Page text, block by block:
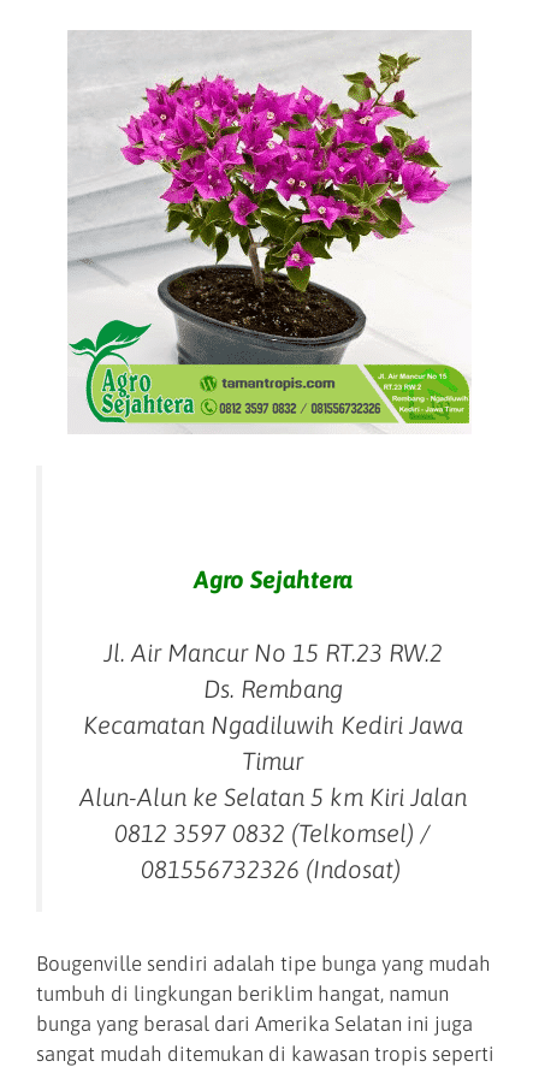
Agro Sejahtera
Jl. Air Mancur No 15 RT.23 RW.2
Ds. Rembang
Kecamatan Ngadiluwih Kediri Jawa
Timur
Alun-Alun ke Selatan 5 km Kiri Jalan
0812 3597 0832 (Telkomsel) /
081556732326 (Indosat)
Bougenville sendiri adalah tipe bunga yang mudah
tumbuh di lingkungan beriklim hangat, namun
bunga yang berasal dari Amerika Selatan ini juga
sangat mudah ditemukan di kawasan tropis seperti